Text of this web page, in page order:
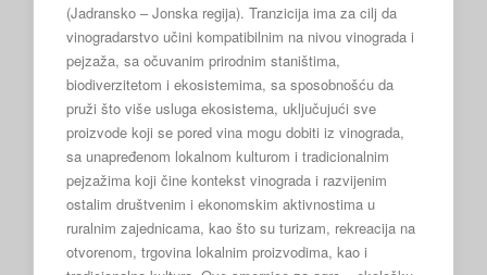
(Jadransko – Jonska regija). Tranzicija ima za cilj da
vinogradarstvo učini kompatibilnim na nivou vinograda i
pejzaža, sa očuvanim prirodnim staništima,
biodiverzitetom i ekosistemima, sa sposobnošću da
pruži što više usluga ekosistema, uključujući sve
proizvode koji se pored vina mogu dobiti iz vinograda,
sa unapređenom lokalnom kulturom i tradicionalnim
pejzažima koji čine kontekst vinograda i razvijenim
ostalim društvenim i ekonomskim aktivnostima u
ruralnim zajednicama, kao što su turizam, rekreacija na
otvorenom, trgovina lokalnim proizvodima, kao i